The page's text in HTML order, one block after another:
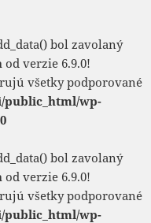
bol zavolaný
od verzie 6.9.0!
všetky podporované
public_html/wp-
bol zavolaný
od verzie 6.9.0!
všetky podporované
public_html/wp-